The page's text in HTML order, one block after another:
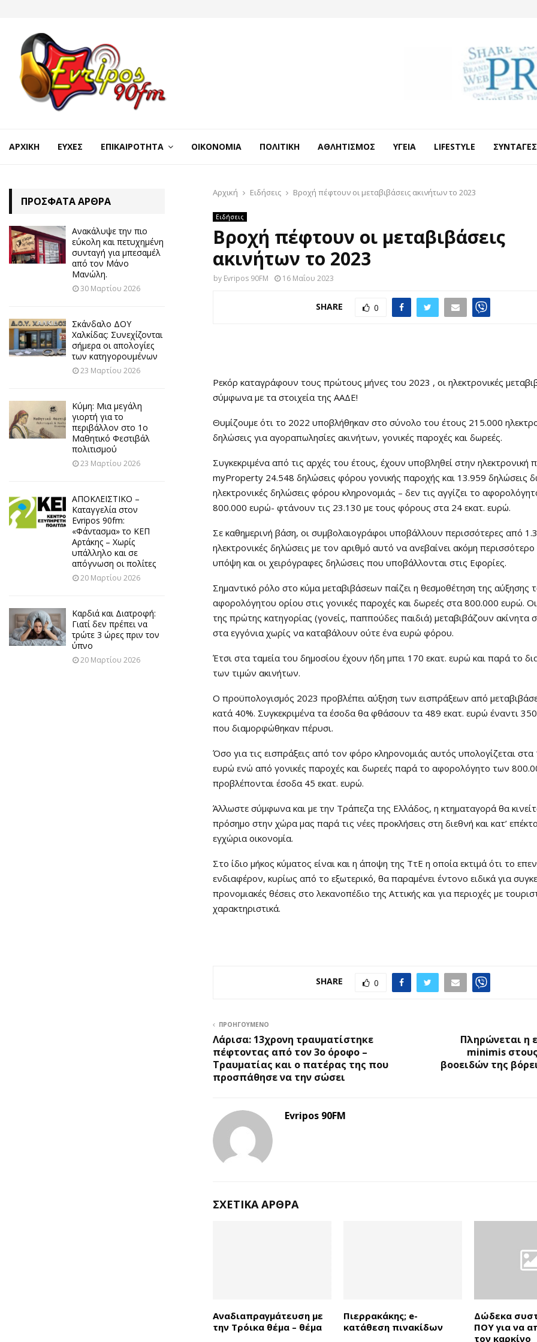
ΑΡΧΙΚΉ ΕΥΧΈΣ ΕΠΙΚΑΙΡΌΤΗΤΑ ΟΙΚΟΝΟΜΊΑ ΠΟΛΙΤΙΚΉ ΑΘΛΗΤΙΣΜΌΣ ΥΓΕΊΑ LIFESTYLE ΣΥΝΤΑΓΈΣ
Αρχική Ειδήσεις Βροχή πέφτουν οι μεταβιβάσεις ακινήτων το 2023
Ειδήσεις
Βροχή πέφτουν οι μεταβιβάσεις
ακινήτων το 2023
by Evripos 90FM 16 Μαΐου 2023
SHARE 0
Ρεκόρ καταγράφουν τους πρώτους μήνες του 2023 , οι ηλεκτρονικές
σύμφωνα με τα στοιχεία της ΑΑΔΕ!
Θυμίζουμε ότι το 2022 υποβλήθηκαν στο σύνολο του έτους 215.000
δηλώσεις για αγοραπωλησίες ακινήτων, γονικές παροχές και δωρεές.
Συγκεκριμένα από τις αρχές του έτους, έχουν υποβληθεί στην ηλεκτρονική
myProperty 24.548 δηλώσεις φόρου γονικής παροχής και 13.959 δηλώσεις
ηλεκτρονικές δηλώσεις φόρου κληρονομιάς – δεν τις αγγίζει το
800.000 ευρώ- φτάνουν τις 23.130 με τους φόρους στα 24 εκατ. ευρώ.
Σε καθημερινή βάση, οι συμβολαιογράφοι υποβάλλουν περισσότερες από
ηλεκτρονικές δηλώσεις με τον αριθμό αυτό να ανεβαίνει ακόμη
υπόψη και οι χειρόγραφες δηλώσεις που υποβάλλονται στις Εφορίες.
Σημαντικό ρόλο στο κύμα μεταβιβάσεων παίζει η θεσμοθέτηση της αύξησης
αφορολόγητου ορίου στις γονικές παροχές και δωρεές στα 800.000 ευρώ. Οι
της πρώτης κατηγορίας (γονείς, παππούδες παιδιά) μεταβιβάζουν ακίνητα
στα εγγόνια χωρίς να καταβάλουν ούτε ένα ευρώ φόρου.
Έτσι στα ταμεία του δημοσίου έχουν ήδη μπει 170 εκατ. ευρώ και παρά το
των τιμών ακινήτων.
Ο προϋπολογισμός 2023 προβλέπει αύξηση των εισπράξεων από
κατά 40%. Συγκεκριμένα τα έσοδα θα φθάσουν τα 489 εκατ. ευρώ έναντι
που διαμορφώθηκαν πέρυσι.
Όσο για τις εισπράξεις από τον φόρο κληρονομιάς αυτός υπολογίζεται στα
ευρώ ενώ από γονικές παροχές και δωρεές παρά το αφορολόγητο των
προβλέπονται έσοδα 45 εκατ. ευρώ.
Άλλωστε σύμφωνα και με την Τράπεζα της Ελλάδος, η κτηματαγορά θα
πρόσημο στην χώρα μας παρά τις νέες προκλήσεις στη διεθνή και κατ’
εγχώρια οικονομία.
Στο ίδιο μήκος κύματος είναι και η άποψη της ΤτΕ η οποία εκτιμά ότι το
ενδιαφέρον, κυρίως από το εξωτερικό, θα παραμένει έντονο ειδικά για
προνομιακές θέσεις στο λεκανοπέδιο της Αττικής και για περιοχές με
χαρακτηριστικά.
SHARE 0
ΠΡΟΗΓΟΎΜΕΝΟ
Λάρισα: 13χρονη τραυματίστηκε
πέφτοντας από τον 3ο όροφο –
Τραυματίας και ο πατέρας της που
προσπάθησε να την σώσει
Πληρώνεται η
minimis
βοοειδών της
Evripos 90FM
ΣΧΕΤΙΚΆ ΆΡΘΡΑ
Αναδιαπραγμάτευση με
την Τρόικα θέμα – θέμα
Πιερρακάκης; e-
κατάθεση πινακίδων
Δώδεκα
ΠΟΥ για να
τον καρκίνο
ΠΡΌΣΦΑΤΑ ΆΡΘΡΑ
Ανακάλυψε την πιο
εύκολη και πετυχημένη
συνταγή για μπεσαμέλ
από τον Μάνο
Μανώλη.
30 Μαρτίου 2026
Σκάνδαλο ΔΟΥ
Χαλκίδας: Συνεχίζονται
σήμερα οι απολογίες
των κατηγορουμένων
23 Μαρτίου 2026
Κύμη: Μια μεγάλη
γιορτή για το
περιβάλλον στο 1ο
Μαθητικό Φεστιβάλ
πολιτισμού
23 Μαρτίου 2026
ΑΠΟΚΛΕΙΣΤΙΚΟ –
Καταγγελία στον
Evripos 90fm:
«Φάντασμα» το ΚΕΠ
Αρτάκης – Χωρίς
υπάλληλο και σε
απόγνωση οι πολίτες
20 Μαρτίου 2026
Καρδιά και Διατροφή:
Γιατί δεν πρέπει να
τρώτε 3 ώρες πριν τον
ύπνο
20 Μαρτίου 2026